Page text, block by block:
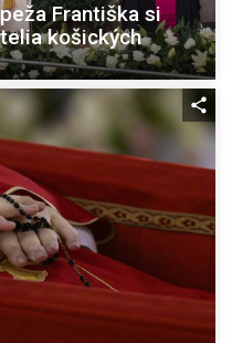
Františka si
košických